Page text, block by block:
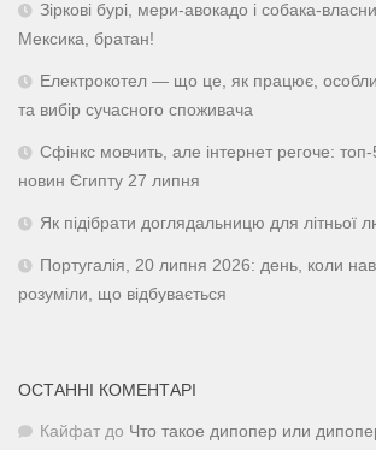
Зіркові бурі, мери-авокадо і собака-
Мексика, братан!
Електрокотел — що це, як працює,
та вибір сучасного споживача
Сфінкс мовчить, але інтернет регоче:
новин Єгипту 27 липня
Як підібрати доглядальницю для літньої
Португалія, 20 липня 2026: день, коли
розуміли, що відбувається
ОСТАННІ КОМЕНТАРІ
Кайфат до Что такое дипопер или